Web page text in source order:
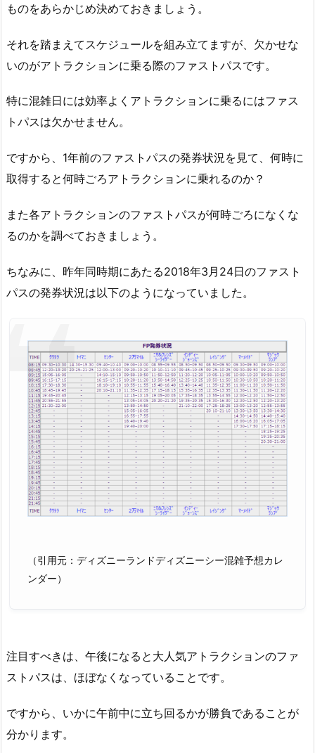
ものをあらかじめ決めておきましょう。
それを踏まえてスケジュールを組み立てますが、欠かせな
いのがアトラクションに乗る際のファストパスです。
特に混雑日には効率よくアトラクションに乗るにはファス
トパスは欠かせません。
ですから、1年前のファストパスの発券状況を見て、何時に
取得すると何時ごろアトラクションに乗れるのか？
また各アトラクションのファストパスが何時ごろになくな
るのかを調べておきましょう。
ちなみに、昨年同時期にあたる2018年3月24日のファスト
パスの発券状況は以下のようになっていました。
（引用元：ディズニーランドディズニーシー混雑予想カレ
ンダー）
注目すべきは、午後になると大人気アトラクションのファ
ストパスは、ほぼなくなっていることです。
ですから、いかに午前中に立ち回るかが勝負であることが
分かります。